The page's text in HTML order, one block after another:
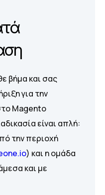
τά
ση
βήμα και σας
για την
Magento
είναι απλή:
την περιοχή
) και η ομάδα
και με